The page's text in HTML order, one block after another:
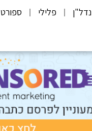
נדל"ן פלילי ספורט